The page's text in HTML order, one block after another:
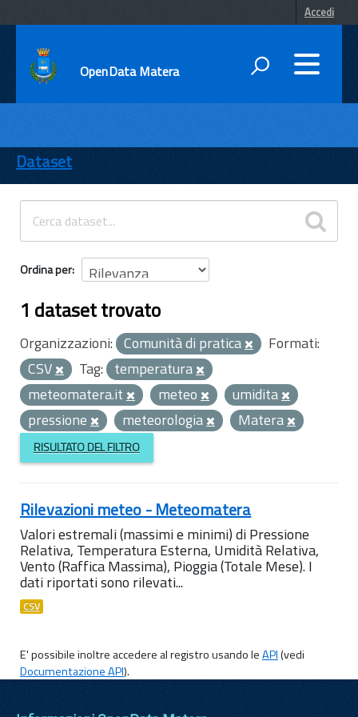
Accedi
OpenData Matera
ENTI
TEMI
INFORMAZIONI
Dataset
Ordina per
1 dataset trovato
Organizzazioni: Comunità di pratica
Formati:
CSV
Tag: temperatura
meteomatera.it
meteo
umidita
pressione
meteorologia Matera
RISULTATO DEL FILTRO
Rilevazioni meteo - Meteomatera
Valori estremali (massimi e minimi) di Pressione
Relativa, Temperatura Esterna, Umidità Relativa,
Vento (Raffica Massima), Pioggia (Totale Mese). I
dati riportati sono rilevati...
CSV
E' possibile inoltre accedere al registro usando leAPI(vedi
Documentazione API).